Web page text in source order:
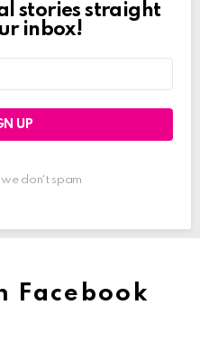
stories straight
inbox!
don't spam
Facebook